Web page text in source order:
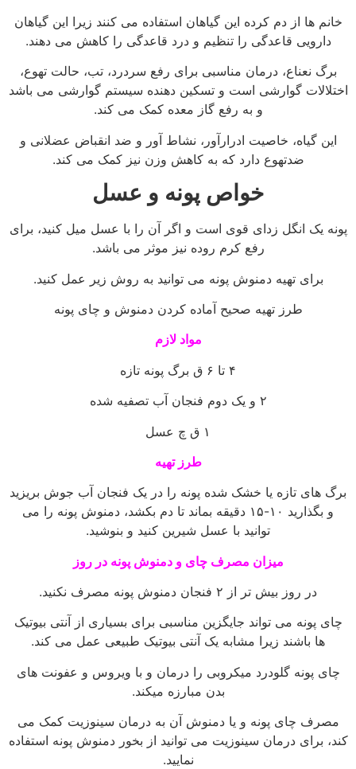
خانم ها از دم کرده این گیاهان استفاده می کنند زیرا این گیاهان
دارویی قاعدگی را تنظیم و درد قاعدگی را کاهش می دهند.
برگ نعناع، درمان مناسبی برای رفع سردرد، تب، حالت تهوع،
اختلالات گوارشی است و تسکین دهنده سیستم گوارشی می باشد
و به رفع گاز معده کمک می کند.
این گیاه، خاصیت ادرارآور، نشاط آور و ضد انقباض عضلانی و
ضدتهوع دارد که به کاهش وزن نیز کمک می کند.
خواص پونه و عسل
پونه یک انگل زدای قوی است و اگر آن را با عسل میل کنید، برای
رفع کرم روده نیز موثر می باشد.
برای تهیه دمنوش پونه می توانید به روش زیر عمل کنید.
طرز تهیه صحیح آماده کردن دمنوش و چای پونه
مواد لازم
۴ تا ۶ ق برگ پونه تازه
۲ و یک دوم فنجان آب تصفیه شده
۱ ق چ عسل
طرز تهیه
برگ های تازه یا خشک شده پونه را در یک فنجان آب جوش بریزید
و بگذارید ۱۰-۱۵ دقیقه بماند تا دم بکشد، دمنوش پونه را می
توانید با عسل شیرین کنید و بنوشید.
میزان مصرف چای و دمنوش پونه در روز
در روز بیش تر از ۲ فنجان دمنوش پونه مصرف نکنید.
چای پونه می تواند جایگزین مناسبی برای بسیاری از آنتی بیوتیک
ها باشند زیرا مشابه یک آنتی بیوتیک طبیعی عمل می کند.
چای پونه گلودرد میکروبی را درمان و با ویروس و عفونت های
بدن مبارزه میکند.
مصرف چای پونه و یا دمنوش آن به درمان سینوزیت کمک می
کند، برای درمان سینوزیت می توانید از بخور دمنوش پونه استفاده
نمایید.